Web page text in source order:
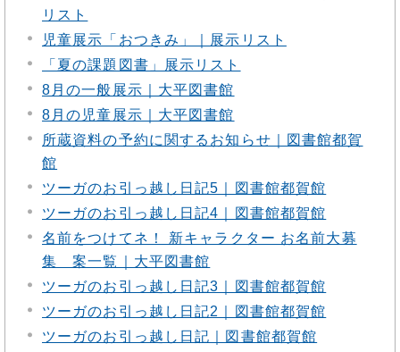
リスト
児童展示「おつきみ」｜展示リスト
「夏の課題図書」展示リスト
8月の一般展示｜大平図書館
8月の児童展示｜大平図書館
所蔵資料の予約に関するお知らせ｜図書館都賀
館
ツーガのお引っ越し日記5｜図書館都賀館
ツーガのお引っ越し日記4｜図書館都賀館
名前をつけてネ！ 新キャラクター お名前大募
集 案一覧｜大平図書館
ツーガのお引っ越し日記3｜図書館都賀館
ツーガのお引っ越し日記2｜図書館都賀館
ツーガのお引っ越し日記｜図書館都賀館